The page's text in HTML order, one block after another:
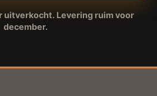
uitverkocht. Levering ruim voor
december.